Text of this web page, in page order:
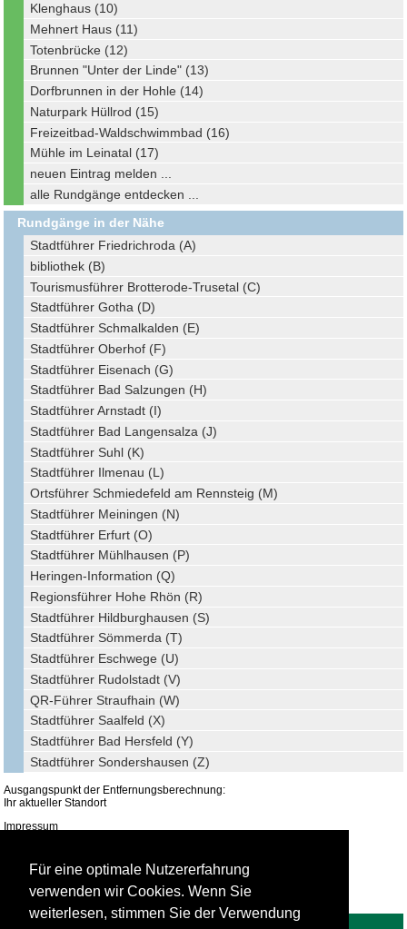
Für eine optimale Nutzererfahrung
verwenden wir Cookies. Wenn Sie
weiterlesen, stimmen Sie der Verwendung
Klenghaus (10)
Mehnert Haus (11)
Totenbrücke (12)
Brunnen "Unter der Linde" (13)
Dorfbrunnen in der Hohle (14)
Naturpark Hüllrod (15)
Freizeitbad-Waldschwimmbad (16)
Mühle im Leinatal (17)
neuen Eintrag melden ...
alle Rundgänge entdecken ...
Rundgänge in der Nähe
Stadtführer Friedrichroda (A)
bibliothek (B)
Tourismusführer Brotterode-Trusetal (C)
Stadtführer Gotha (D)
Stadtführer Schmalkalden (E)
Stadtführer Oberhof (F)
Stadtführer Eisenach (G)
Stadtführer Bad Salzungen (H)
Stadtführer Arnstadt (I)
Stadtführer Bad Langensalza (J)
Stadtführer Suhl (K)
Stadtführer Ilmenau (L)
Ortsführer Schmiedefeld am Rennsteig (M)
Stadtführer Meiningen (N)
Stadtführer Erfurt (O)
Stadtführer Mühlhausen (P)
Heringen-Information (Q)
Regionsführer Hohe Rhön (R)
Stadtführer Hildburghausen (S)
Stadtführer Sömmerda (T)
Stadtführer Eschwege (U)
Stadtführer Rudolstadt (V)
QR-Führer Straufhain (W)
Stadtführer Saalfeld (X)
Stadtführer Bad Hersfeld (Y)
Stadtführer Sondershausen (Z)
Ausgangspunkt der Entfernungsberechnung:
Ihr aktueller Standort
Impressum